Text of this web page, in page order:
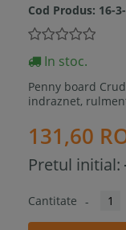
Cod Produs: 16-
In stoc.
Penny board
indraznet,
131,60
Pretul initial:
Cantitate -